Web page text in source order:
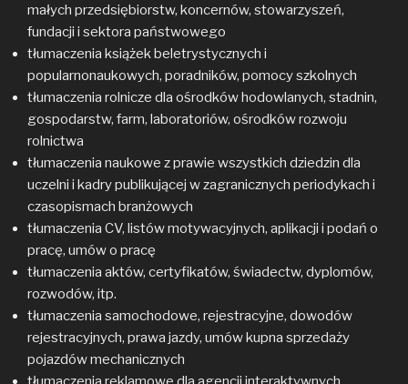
małych przedsiębiorstw, koncernów, stowarzyszeń,
fundacji i sektora państwowego
tłumaczenia książek beletrystycznych i
popularnonaukowych, poradników, pomocy szkolnych
tłumaczenia rolnicze dla ośrodków hodowlanych, stadnin,
gospodarstw, farm, laboratoriów, ośrodków rozwoju
rolnictwa
tłumaczenia naukowe z prawie wszystkich dziedzin dla
uczelni i kadry publikującej w zagranicznych periodykach i
czasopismach branżowych
tłumaczenia CV, listów motywacyjnych, aplikacji i podań o
pracę, umów o pracę
tłumaczenia aktów, certyfikatów, świadectw, dyplomów,
rozwodów, itp.
tłumaczenia samochodowe, rejestracyjne, dowodów
rejestracyjnych, prawa jazdy, umów kupna sprzedaży
pojazdów mechanicznych